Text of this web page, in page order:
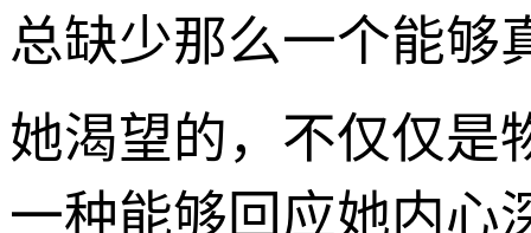
总缺少那么一个能够
她渴望的，不仅仅是
一种能够回应她内心